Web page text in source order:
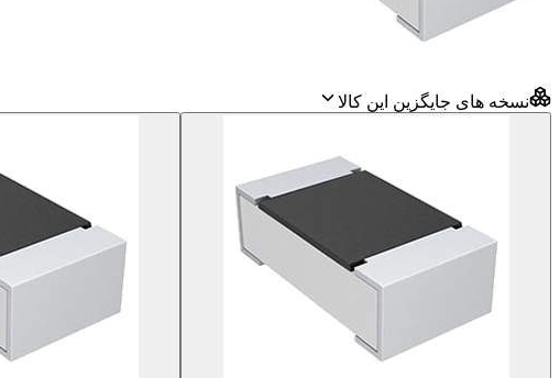
نسخه های جایگزین این کالا